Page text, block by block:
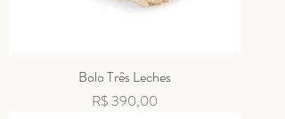
Bolo Três Leches
Preço
R$ 390,00